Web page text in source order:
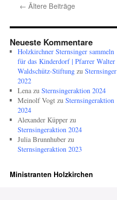
← Ältere Beiträge
Neueste Kommentare
Holzkirchner Sternsinger sammeln
für das Kinderdorf | Pfarrer Walter
Waldschütz-Stiftungzu Sternsinger
2022
Lenazu Sternsingeraktion 2024
Meinolf Vogtzu Sternsingeraktion
2024
Alexander Küpperzu
Sternsingeraktion 2024
Julia Brunnhuberzu
Sternsingeraktion 2023
Ministranten Holzkirchen